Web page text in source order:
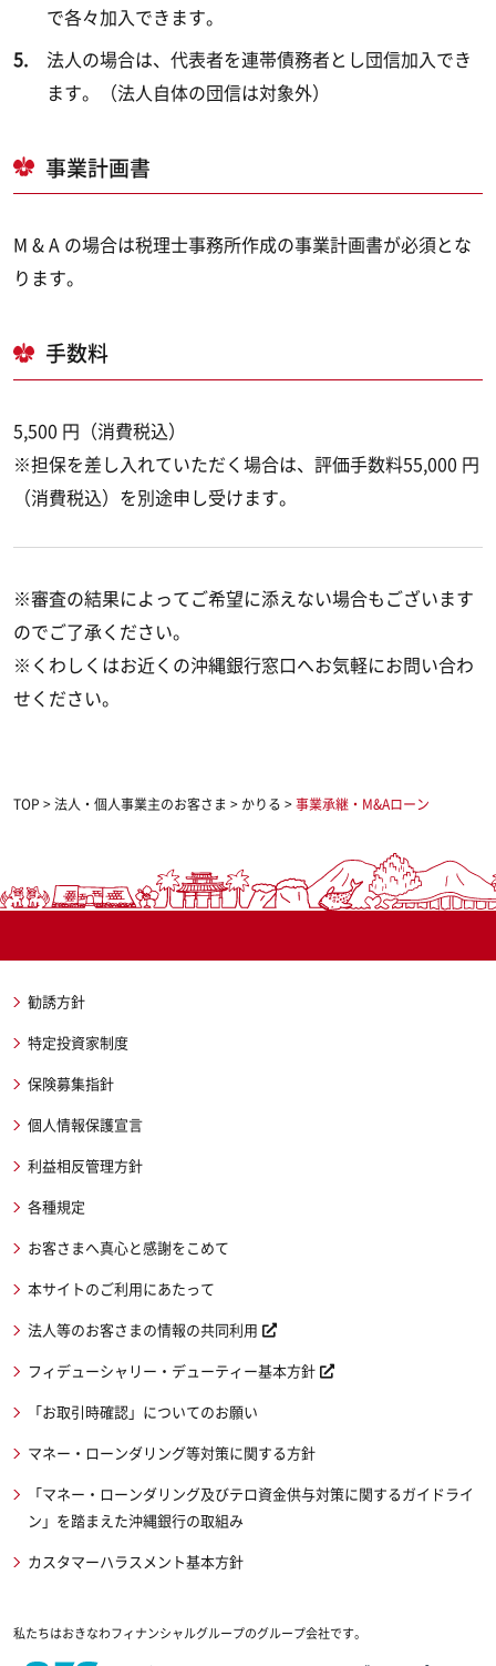
で各々加入できます。
法人の場合は、代表者を連帯債務者とし団信加入でき
ます。（法人自体の団信は対象外）
事業計画書
M & A の場合は税理士事務所作成の事業計画書が必須とな
ります。
手数料
5,500 円（消費税込）
※担保を差し入れていただく場合は、評価手数料55,000 円
（消費税込）を別途申し受けます。
※審査の結果によってご希望に添えない場合もございます
のでご了承ください。
※くわしくはお近くの沖縄銀行窓口へお気軽にお問い合わ
せください。
TOP >法人・個人事業主のお客さま > かりる >事業承継・M&Aローン
私たちはおきなわフィナンシャルグループのグループ会社です。
勧誘方針
特定投資家制度
保険募集指針
個人情報保護宣言
利益相反管理方針
各種規定
お客さまへ真心と感謝をこめて
本サイトのご利用にあたって
法人等のお客さまの情報の共同利用
フィデューシャリー・デューティー基本方針
「お取引時確認」についてのお願い
マネー・ローンダリング等対策に関する方針
「マネー・ローンダリング及びテロ資金供与対策に関するガイドライ
ン」を踏まえた沖縄銀行の取組み
カスタマーハラスメント基本方針